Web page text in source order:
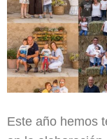
Este año hemos